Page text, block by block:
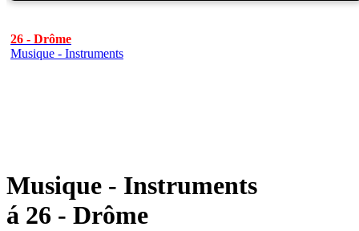
26 - Drôme
Musique - Instruments
Musique - Instruments
á 26 - Drôme